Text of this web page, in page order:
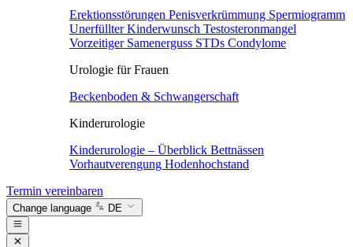
Erektionsstörungen Penisverkrümmung Spermiogramm
Unerfüllter Kinderwunsch Testosteronmangel
Vorzeitiger Samenerguss STDs Condylome
Urologie für Frauen
Beckenboden & Schwangerschaft
Kinderurologie
Kinderurologie – Überblick Bettnässen
Vorhautverengung Hodenhochstand
Termin vereinbaren
Change language DE